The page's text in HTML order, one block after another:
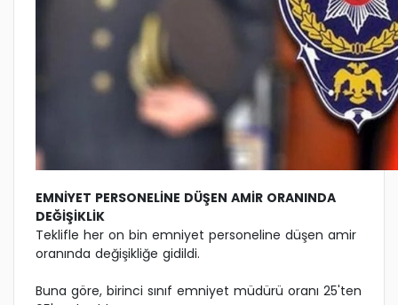
EMNİYET PERSONELİNE DÜŞEN AMİR ORANINDA
DEĞİŞİKLİK
Teklifle her on bin emniyet personeline düşen amir
oranında değişikliğe gidildi.
Buna göre, birinci sınıf emniyet müdürü oranı 25'ten